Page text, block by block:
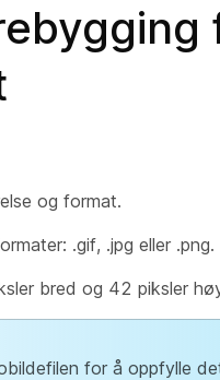
og format.
.gif, .jpg eller .png.
bred og 42 piksler
for å oppfylle